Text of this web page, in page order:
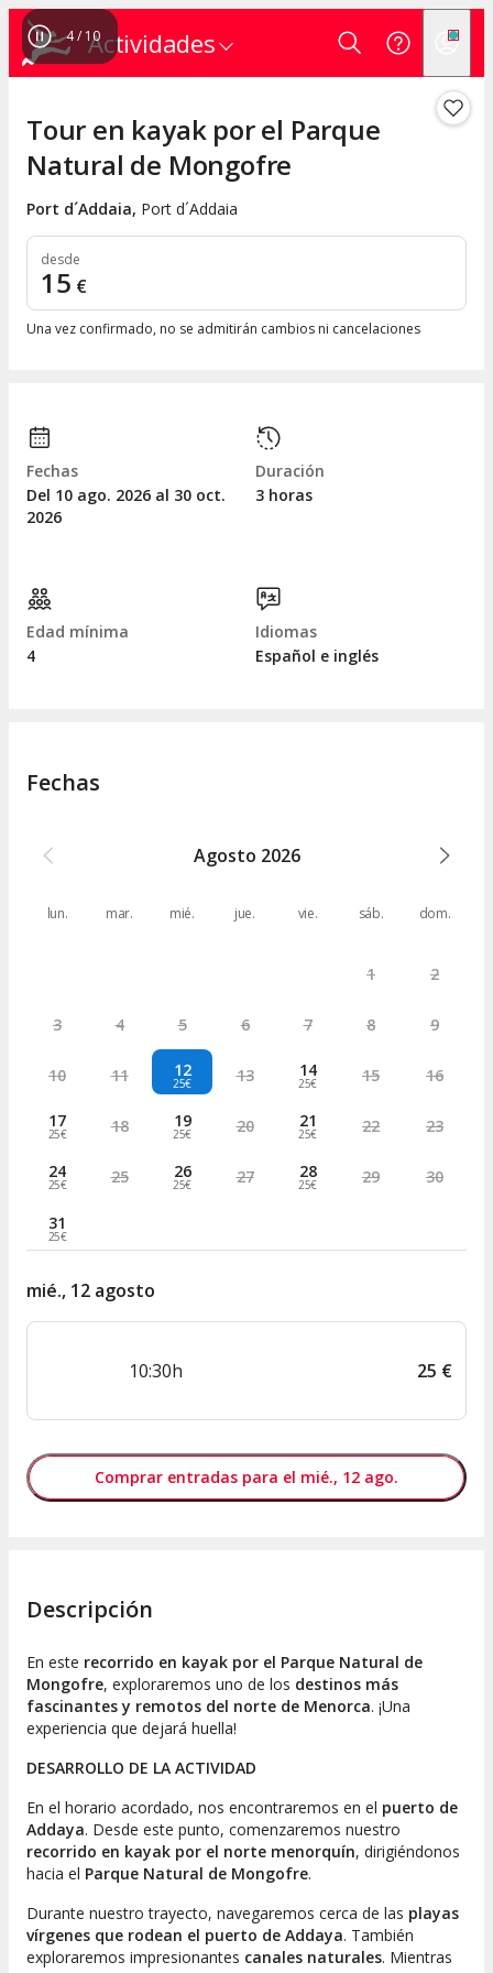
Actividades
4/ 10
Tour en kayak por el Parque
Natural de Mongofre
Port d´Addaia, Port d´Addaia
desde
15 €
Una vez confirmado, no se admitirán cambios ni cancelaciones
Fechas
Del 10 ago. 2026 al 30 oct.
2026
Duración
3 horas
Edad mínima
4
Idiomas
Español e inglés
Fechas
Agosto 2026
lun. mar. mié. jue. vie. sáb. dom.
1 2
3 4 5 6 7 8 9
10 11 12
25€ 13 14
25€ 15 16
17
25€ 18 19
25€ 20 21
25€ 22 23
24
25€ 25 26
25€ 27 28
25€ 29 30
31
25€
mié., 12 agosto
10:30h 25 €
Comprar entradas para el mié., 12 ago.
Descripción
En este recorrido en kayak por el Parque Natural de
Mongofre, exploraremos uno de los destinos más
fascinantes y remotos del norte de Menorca. ¡Una
experiencia que dejará huella!
DESARROLLO DE LA ACTIVIDAD
En el horario acordado, nos encontraremos en el puerto de
Addaya. Desde este punto, comenzaremos nuestro
recorrido en kayak por el norte menorquín, dirigiéndonos
hacia el Parque Natural de Mongofre.
Durante nuestro trayecto, navegaremos cerca de las playas
vírgenes que rodean el puerto de Addaya. También
exploraremos impresionantes canales naturales. Mientras